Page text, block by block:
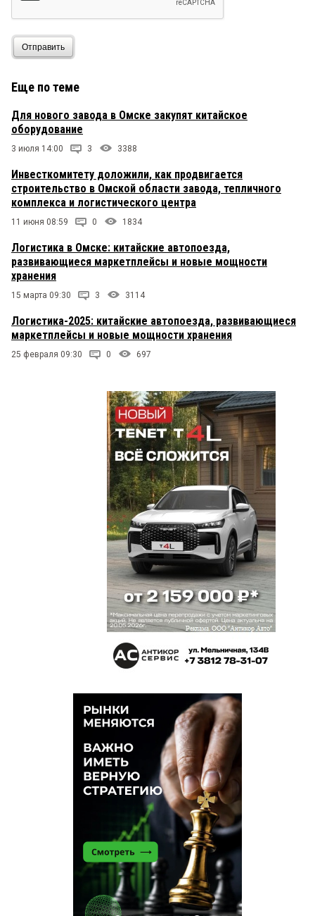
Отправить
Еще по теме
Для нового завода в Омске закупят китайское
оборудование
3 июля 14:00 3 3388
Инвесткомитету доложили, как продвигается
строительство в Омской области завода, тепличного
комплекса и логистического центра
11 июня 08:59 0 1834
Логистика в Омске: китайские автопоезда,
развивающиеся маркетплейсы и новые мощности
хранения
15 марта 09:30 3 3114
Логистика-2025: китайские автопоезда, развивающиеся
маркетплейсы и новые мощности хранения
25 февраля 09:30 0 697